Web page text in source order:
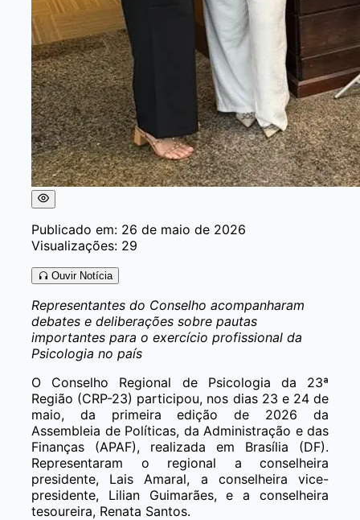
Publicado em: 26 de maio de 2026
Visualizações: 29
Ouvir Notícia
Representantes do Conselho acompanharam
debates e deliberações sobre pautas
importantes para o exercício profissional da
Psicologia no país
O Conselho Regional de Psicologia da 23ª
Região (CRP-23) participou, nos dias 23 e 24 de
maio, da primeira edição de 2026 da
Assembleia de Políticas, da Administração e das
Finanças (APAF), realizada em Brasília (DF).
Representaram o regional a conselheira
presidente, Lais Amaral, a conselheira vice-
presidente, Lilian Guimarães, e a conselheira
tesoureira, Renata Santos.